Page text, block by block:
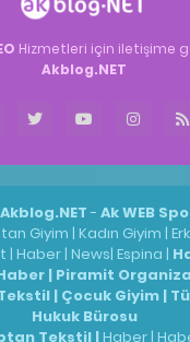
Hizmetleri için iletişime
Akblog.NET
Akblog.NET - Ak WEB
Giyim | Kadın Giyim |
| Haber | News| Espina |
| Piramit
| Çocuk Giyim |
Hukuk Bürosu
Tekstil | Haber |